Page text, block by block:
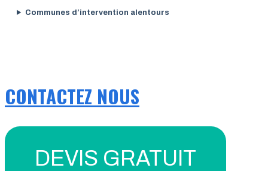
Communes d’intervention alentours
CONTACTEZ NOUS
DEVIS GRATUIT